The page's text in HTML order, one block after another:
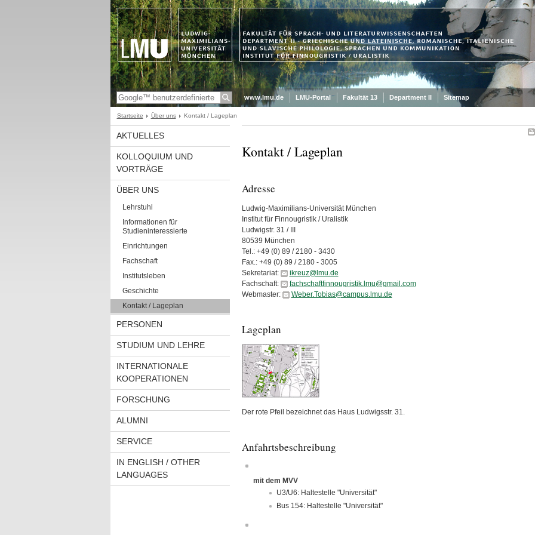
www.lmu.de LMU-Portal Fakultät 13 Department II Sitemap
Startseite Über uns Kontakt / Lageplan
AKTUELLES
KOLLOQUIUM UND
VORTRÄGE
ÜBER UNS
Lehrstuhl
Informationen für
Studieninteressierte
Einrichtungen
Fachschaft
Institutsleben
Geschichte
Kontakt / Lageplan
PERSONEN
STUDIUM UND LEHRE
INTERNATIONALE
KOOPERATIONEN
FORSCHUNG
ALUMNI
SERVICE
IN ENGLISH / OTHER
LANGUAGES
Kontakt / Lageplan
Adresse
Ludwig-Maximilians-Universität München
Institut für Finnougristik / Uralistik
Ludwigstr. 31 / III
80539 München
Tel.: +49 (0) 89 / 2180 - 3430
Fax.: +49 (0) 89 / 2180 - 3005
Sekretariat:
ikreuz@lmu.de
Fachschaft:
fachschaftfinnougristik.lmu@gmail.com
Webmaster:
Weber.Tobias@campus.lmu.de
Lageplan
Der rote Pfeil bezeichnet das Haus Ludwigsstr. 31.
Anfahrtsbeschreibung
mit dem MVV
U3/U6: Haltestelle "Universität"
Bus 154: Haltestelle "Universität"